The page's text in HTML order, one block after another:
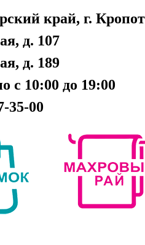
край, г.
д. 107
д. 189
с 10:00 до 19:00
35-00